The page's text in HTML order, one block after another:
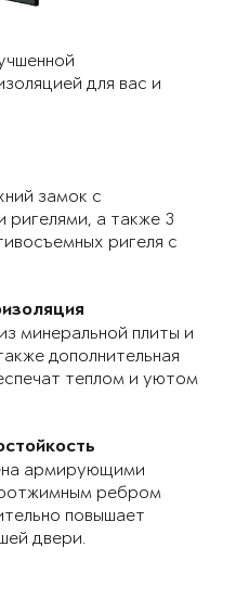
для вас и
замок с
ригелями, а также 3
ригеля с
минеральной плиты и
дополнительная
теплом и уютом
армирующими
ребром
повышает
двери.